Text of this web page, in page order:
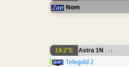
Nom
19.2°E Astra 1N 1
Telegold 2